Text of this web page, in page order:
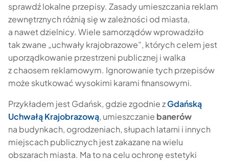
sprawdź lokalne przepisy. Zasady umieszczania reklam
zewnętrznych różnią się w zależności od miasta,
a nawet dzielnicy. Wiele samorządów wprowadziło
tak zwane „uchwały krajobrazowe”, których celem jest
uporządkowanie przestrzeni publicznej i walka
z chaosem reklamowym. Ignorowanie tych przepisów
może skutkować wysokimi karami finansowymi.
Przykładem jest Gdańsk, gdzie zgodnie zGdańską
Uchwałą Krajobrazową, umieszczanie banerów
na budynkach, ogrodzeniach, słupach latarni i innych
miejscach publicznych jest zakazane na wielu
obszarach miasta. Ma to na celu ochronę estetyki